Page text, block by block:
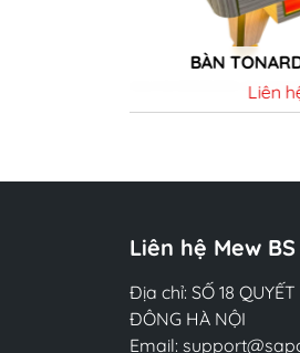
BÀN
Liên
Liên hệ Mew BS
Địa chỉ: SỐ 18
ĐÔNG HÀ NỘI
Email: